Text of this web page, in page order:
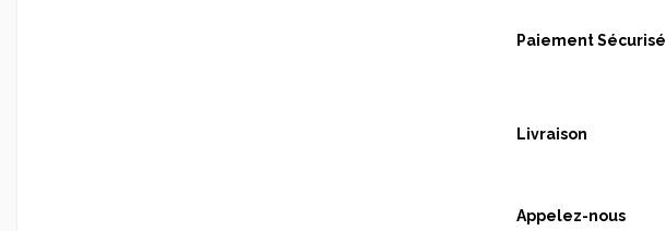
Paiement Sécurisé
Livraison
Appelez-nous